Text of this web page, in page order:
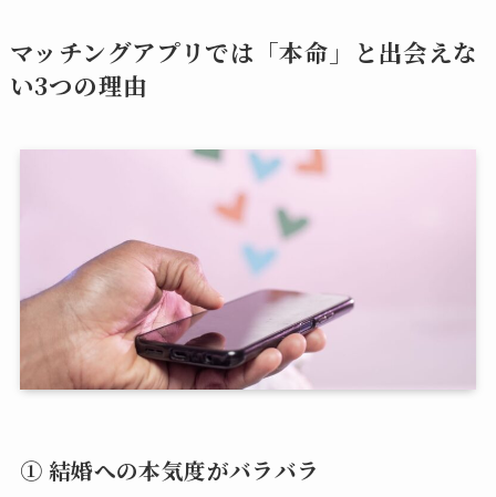
マッチングアプリでは「本命」と出会えな
い3つの理由
① 結婚への本気度がバラバラ